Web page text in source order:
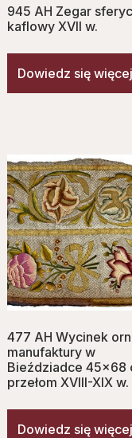
945 AH Zegar
kaflowy XVII w.
Dowiedz się więcej
477 AH Wycinek
manufaktury w
Bieździadce 45×68
przełom XVIII-XIX w.
Dowiedz się więcej